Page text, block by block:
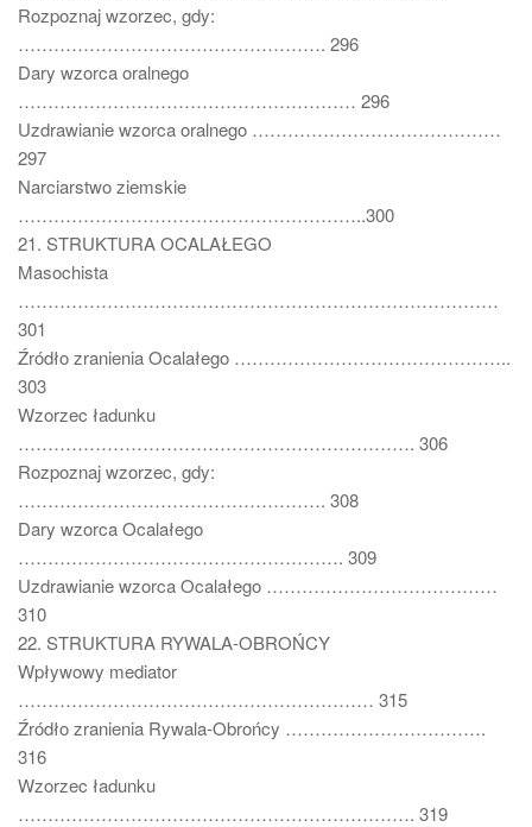
Rozpoznaj wzorzec, gdy:
……………………………………………. 296
Dary wzorca oralnego
………………………………………………… 296
Uzdrawianie wzorca oralnego ……………………………………
297
Narciarstwo ziemskie
…………………………………………………..300
21. STRUKTURA OCALAŁEGO
Masochista
………………………………………………………………………
301
Źródło zranienia Ocalałego ………………………………………..
303
Wzorzec ładunku
…………………………………………………………. 306
Rozpoznaj wzorzec, gdy:
……………………………………………. 308
Dary wzorca Ocalałego
………………………………………………. 309
Uzdrawianie wzorca Ocalałego …………………………………
310
22. STRUKTURA RYWALA-OBROŃCY
Wpływowy mediator
…………………………………………………… 315
Źródło zranienia Rywala-Obrońcy …………………………….
316
Wzorzec ładunku
…………………………………………………………. 319